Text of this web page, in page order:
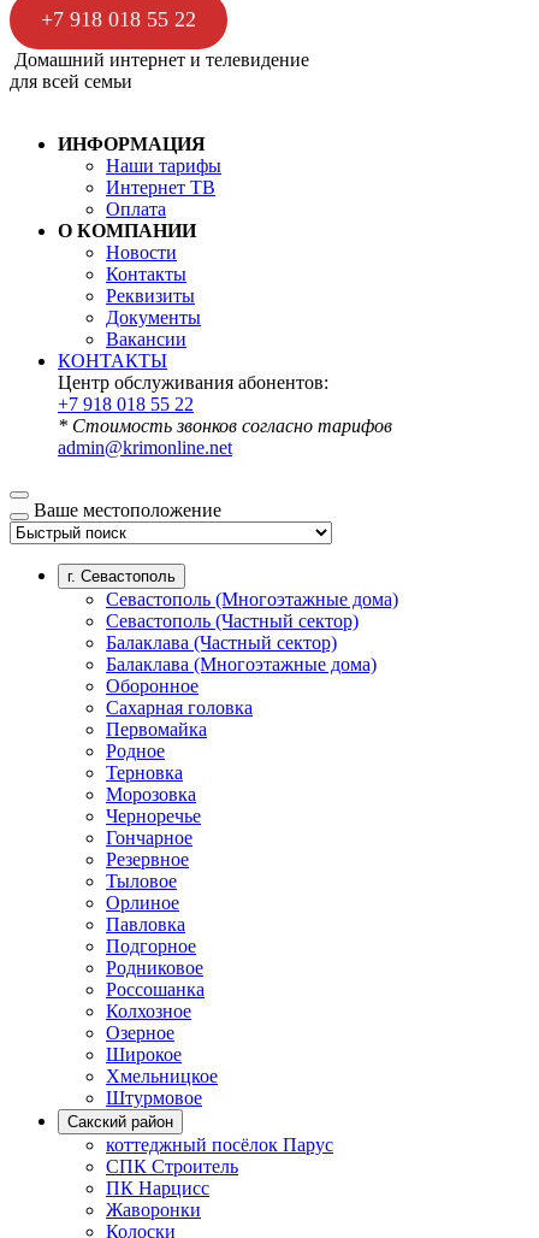
+7 918 018 55 22
Домашний интернет и телевидение
для всей семьи
ИНФОРМАЦИЯ
Наши тарифы
Интернет ТВ
Оплата
О КОМПАНИИ
Новости
Контакты
Реквизиты
Документы
Вакансии
КОНТАКТЫ
Центр обслуживания абонентов:
+7 918 018 55 22
* Стоимость звонков согласно тарифов
admin@krimonline.net
Ваше местоположение
г. Севастополь
Севастополь (Многоэтажные дома)
Севастополь (Частный сектор)
Балаклава (Частный сектор)
Балаклава (Многоэтажные дома)
Оборонное
Сахарная головка
Первомайка
Родное
Терновка
Морозовка
Черноречье
Гончарное
Резервное
Тыловое
Орлиное
Павловка
Подгорное
Родниковое
Россошанка
Колхозное
Озерное
Широкое
Хмельницкое
Штурмовое
Сакский район
коттеджный посёлок Парус
СПК Строитель
ПК Нарцисс
Жаворонки
Колоски